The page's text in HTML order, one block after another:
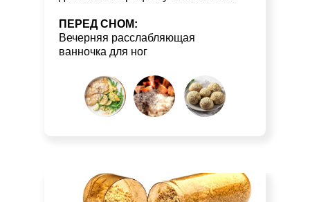
ПЕРЕД СНОМ:
Вечерняя расслабляющая
ванночка для ног